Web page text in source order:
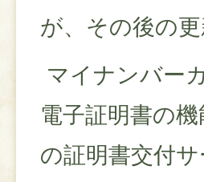
が、その後の
マイナンバー
電子証明書の
の証明書交付